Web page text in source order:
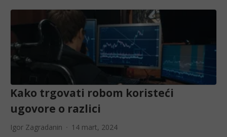
Kako trgovati robom koristeći
ugovore o razlici
Igor Zagradanin 14 mart, 2024